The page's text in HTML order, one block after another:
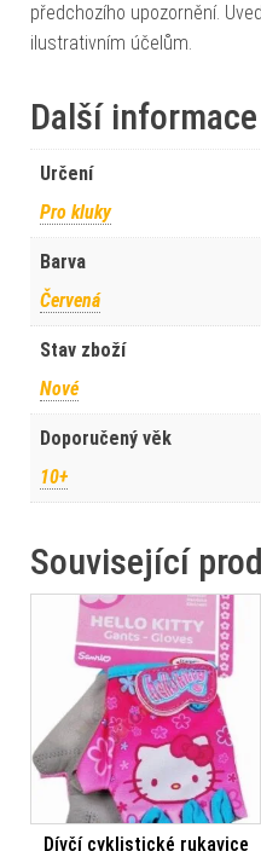
předchozího upozornění.
ilustrativním účelům.
Další informace
Určení
Pro kluky
Barva
Červená
Stav zboží
Nové
Doporučený věk
10+
Související
Dívčí cyklistické rukavice